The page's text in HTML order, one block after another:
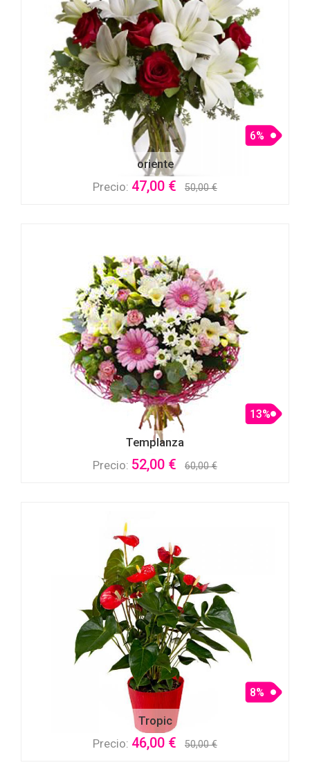
oriente
6%
Precio: 47,00 € 50,00 €
Templanza
13%
Precio: 52,00 € 60,00 €
Tropic
8%
Precio: 46,00 € 50,00 €